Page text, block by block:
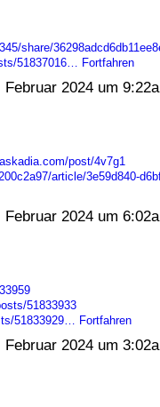
share/
51837016…
Fortfahren
2024 um
post/4v7g1
article/3e59d840-
2024 um
51833933
51833929…
Fortfahren
2024 um